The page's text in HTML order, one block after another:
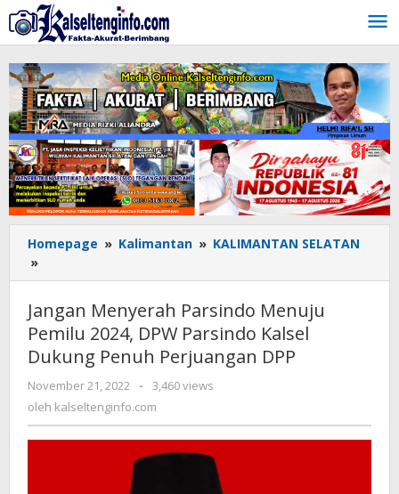
Lewati
ke
konten
Homepage » Kalimantan » KALIMANTAN SELATAN
»
Menyerah
Menuju
Pemilu
2024,
Parsindo
Kalsel
Dukung
Jangan Menyerah Parsindo Menuju
Pemilu 2024, DPW Parsindo Kalsel
Dukung Penuh Perjuangan DPP
November 21, 2022
oleh
kalseltenginfo.com
-
3,460 views
oleh kalseltenginfo.com